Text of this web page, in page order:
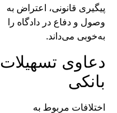
پیگیری قانونی، اعتراض به
وصول و دفاع در دادگاه را
به‌خوبی می‌داند.
دعاوی تسهیلات
بانکی
اختلافات مربوط به